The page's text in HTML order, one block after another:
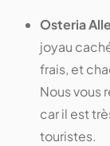
Osteria
joyau
frais, et
Nous vous
car il est
touristes.